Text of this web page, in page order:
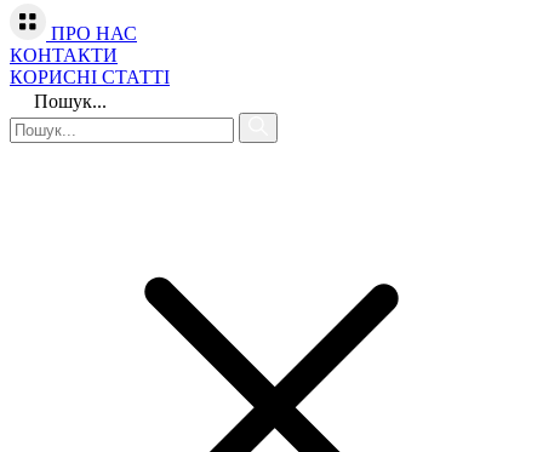
ПРО НАС
КОНТАКТИ
КОРИСНІ СТАТТІ
Пошук...